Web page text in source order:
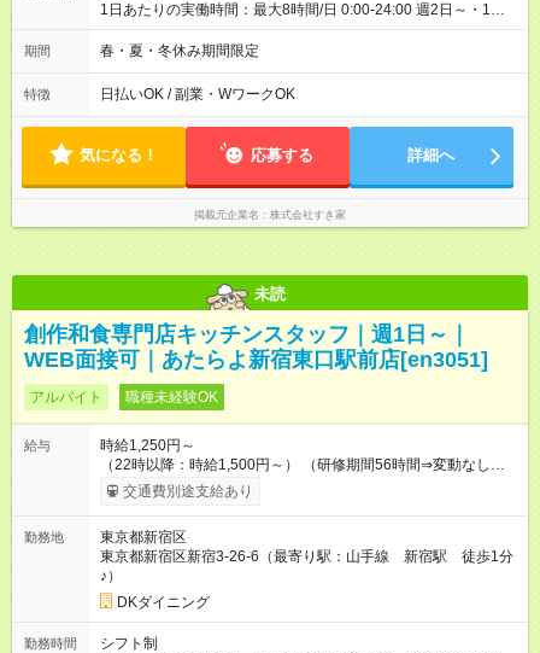
1日あたりの実働時間：最大8時間/日 0:00-24:00 週2日～・1日
2h～OK ＜シフト例＞ 〇朝帯 5:00-9:00 〇昼帯 9:00-14:00 〇午
後帯 14:00-18:00 〇夜帯 18:00-22:00 〇深夜帯 22:00-翌5:00 基
ます♪
期間 春・夏・冬休み期間限定
特徴 日払いOK / 副業・WワークOK
気になる！ 応募する 詳細へ
掲載元企業名 株式会社すき家
未読
創作和食専門店キッチンスタッフ｜週1日～｜
WEB面接可｜あたらよ新宿東口駅前店[en3051]
アルバイト 職種未経験OK
給与
時給1,250円～
（22時以降：時給1,500円～） （研修期間56時間⇒変動なし） ■
食事補助あり⇒1食200円 ■友人紹介制度あり⇒1人紹介につき最
大3万円支給！ 【試用期間】試用期間なし
交通費別途支給あり
勤務地
東京都新宿区
東京都新宿区新宿3-26-6（最寄り駅：山手線 新宿駅 徒歩1分
♪）
DKダイニング
勤務時間
シフト制